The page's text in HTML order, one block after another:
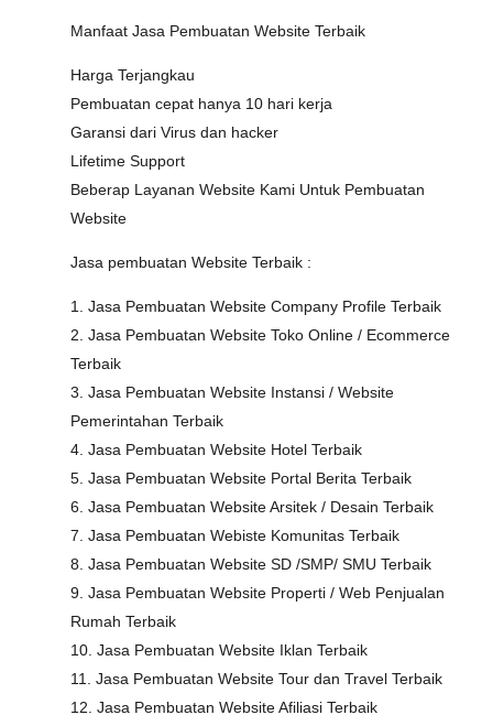
Manfaat Jasa Pembuatan Website Terbaik
Harga Terjangkau
Pembuatan cepat hanya 10 hari kerja
Garansi dari Virus dan hacker
Lifetime Support
Beberap Layanan Website Kami Untuk Pembuatan
Website
Jasa pembuatan Website Terbaik :
1. Jasa Pembuatan Website Company Profile Terbaik
2. Jasa Pembuatan Website Toko Online / Ecommerce
Terbaik
3. Jasa Pembuatan Website Instansi / Website
Pemerintahan Terbaik
4. Jasa Pembuatan Website Hotel Terbaik
5. Jasa Pembuatan Website Portal Berita Terbaik
6. Jasa Pembuatan Website Arsitek / Desain Terbaik
7. Jasa Pembuatan Webiste Komunitas Terbaik
8. Jasa Pembuatan Website SD /SMP/ SMU Terbaik
9. Jasa Pembuatan Website Properti / Web Penjualan
Rumah Terbaik
10. Jasa Pembuatan Website Iklan Terbaik
11. Jasa Pembuatan Website Tour dan Travel Terbaik
12. Jasa Pembuatan Website Afiliasi Terbaik